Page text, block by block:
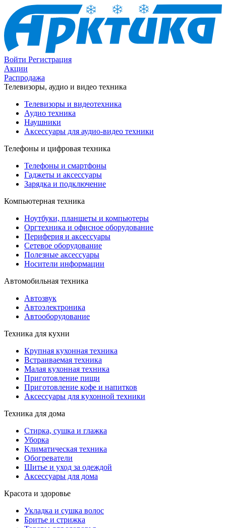
Войти Регистрация
Акции
Распродажа
Телевизоры, аудио и видео техника
Телевизоры и видеотехника
Аудио техника
Наушники
Аксессуары для аудио-видео техники
Телефоны и цифровая техника
Телефоны и смартфоны
Гаджеты и аксессуары
Зарядка и подключение
Компьютерная техника
Ноутбуки, планшеты и компьютеры
Оргтехника и офисное оборудование
Периферия и аксессуары
Cетевое оборудование
Полезные аксессуары
Носители информации
Автомобильная техника
Автозвук
Автоэлектроника
Автооборудование
Техника для кухни
Крупная кухонная техника
Встраиваемая техника
Малая кухонная техника
Приготовление пищи
Приготовление кофе и напитков
Аксессуары для кухонной техники
Техника для дома
Стирка, сушка и глажка
Уборка
Климатическая техника
Обогреватели
Шитье и уход за одеждой
Аксессуары для дома
Красота и здоровье
Укладка и сушка волос
Бритье и стрижка